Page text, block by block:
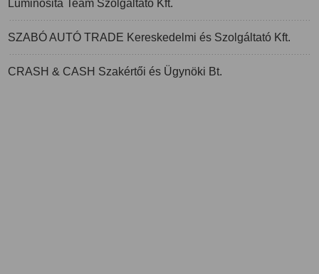
Luminosita Team Szolgáltató Kft.
SZABÓ AUTÓ TRADE Kereskedelmi és Szolgáltató Kft.
CRASH & CASH Szakértői és Ügynöki Bt.